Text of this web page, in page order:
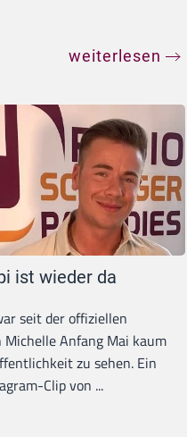
weiterlesen
ist wieder da
seit der offiziellen
Michelle Anfang Mai kaum
zu sehen. Ein
Clip von ...